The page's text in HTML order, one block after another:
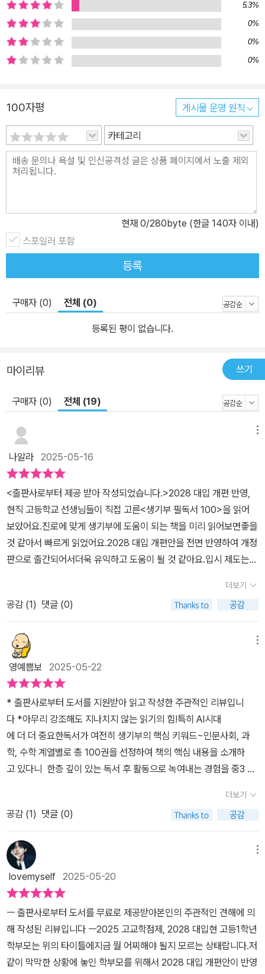
로 녹여내는 것이 공략 포인트라고 강조한다. 필독서 100권은 서울
대 필독서, 베스트셀러, 교과 교사들이 추천한 책, 교실에서 학생들이
많이 읽고 반응이 좋았던 책 중에서 엄선했다. 그리고 독서 후 창의성
과 역량을 보여줄 구체적인 후속 심화 활동을 책마다 일일이 제시했
지 선택조차 어려운 학생부터, 상당한 독서량을 갖추었으나 심화 독
후 활동으로 연결하는 아이디어를 고민하는 학생까지, 이 책에서 현
실적인 가이드라인을 찾을 수 있을 것이다. 확 바뀐 입시 제도, 독서가
생기부의 질을 좌우한다 새롭게 발표된 2028 대입 개편안에 따라,
대입의 핵심인 내신과 수능 모두 영향력이 줄어드는 방향으로 변화가
게 채워야 할까? 또한 공교육의 테두리 안에서 고교학점제의 취지를
살리기 위해 어떤 부분을 강화해야 할까? 그 해답은 바로 생기부에
까지 하게 된 지금, 생기부의 핵심인 ‘과세특’은 입시의 가장 중요한
업과 수행평가 등에서 관찰한 내용을 500자 분량으로 작성하는데,
그 기록이 3년간 완벽하게 쌓인다면 절대적인 양과 영향력을 발휘할
을까? 어떻게 하면 입학사정관에게 자신을 매력적으로 어필할 수 있
을까? 대학은 세특의 어느 부분에 주목하는가? 그것이 결국 ‘좋은 세
학교 현장에서 수많은 학생들을 성공적인 입시로 이끌었던 이 책의
매력적인 요소는 없다고 강조한다. 실제로 2020년의 공동연구에 따
르면, 입학사정관들은 세특 평가 시 지원자를 변별하는 가장 유용한
요소로 ‘수업 내용과 연계된 탐구 활동에 대한 기술’을 꼽았다. 다시
말해, 수업과 연계된 구체적인 탐구활동을 학생 스스로 탐색하고 실
천해나갈 때 입학사정관들이 가장 높게 평가한다는 이야기이다. 그렇
다면, 학생들은 본인의 관심과 흥미를 바탕으로 어떻게 질문을 구성
하고 탐구하는 과정을 보여줄 수 있을까? 이 책은 가장 효과적인 방
법과 자료가 바로 ‘독서’라고 말한다. 교과 과정에서 학습한 내용을 한
그 내용을 토대 삼아 발전하는 모습을 드러낼 수 있다면, 주도적인 학
습 능력과 진로에 관한 창의적인 노력을 모두 보여줄 수 있기 때문이
다. 어떤 학생이든 쉽게 접할 수 있으며, 다양한 활동과 연계가 가능한
독서. 이 책은 ‘독서를 통한 확장’으로 학생들이 저마다의 완벽한 생기
부 시나리오를 3년간 차곡차곡 쌓아나갈 수 있도록 컨설팅한다. 나만
의 이야기와 아이디어를 담아낼 100권의 필독서 이 책에 실린 인문
사회, 과학, 수학 과목별 100권의 필독서는 서울대 필독서, 시중 베스
트셀러, 교실에서 학생들이 많이 읽고 반응이 좋았던 책, 그리고 교과
교사들이 추천하는 책들을 토대로 엄선했다. 청소년 권장도서나 대입
필독서로 너무 많이 알려진 책들은 최대한 배제하는 대신 학생들에게
생각거리를 던지는 책, 창의성과 역량을 보여줄 심화활동과 연계가
용이한 책들을 신중히 선택했다. 무엇보다 학생들이 주어진 책을 단
00권의 필독서에 대해 핵심 내용과 메시지를 간략히 소개한 후에는,
이 책을 어떤 후속 활동으로 확장할 수 있을지 일일이 소개하며 세특
은 물론이고 자율활동, 동아리활동, 진로활동 등 다양한 활동에 활용
할 방법을 제시한다. 또한 교실 현장에서 실제로 이루어졌던 주제발
표 활동과 과제연구, 관련 학과 진로탐색 활동 등의 사례를 소개하여
가 때 인터넷 검색으로 짜깁기식 보고서를 작성하는 것에 그쳐서는
결코 좋은 평가로 이어질 수 없다. 현직 교사 저자들의 조언에 따라 학
생들은 자신의 역량과 관심사에 맞는 책을 선택하고, 책 안에서 영감
을 주는 한 부분을 끌어내어 나만의 이야기와 아이디어를 녹여내고,
5.3%
0%
0%
0%
100자평 게시물 운영 원칙
카테고리
현재 0/280byte (한글 140자 이내)
스포일러 포함
등록
구매자 (0) 전체 (0)
등록된 평이 없습니다.
마이리뷰 쓰기
구매자 (0) 전체 (19)
나알라 2025-05-16
<출판사로부터 제공 받아 작성되었습니다.>2028 대입 개편 반영,
현직 고등학교 선생님들이 직접 고른<생기부 필독서 100>을 읽어
보았어요.진로에 맞게 생기부에 도움이 되는 책을 미리 읽어보면좋을
것 같아서 빠르게 읽었어요.2028 대입 개편안을 전면 반영하여 개정
판으로 출간되어서더욱 유익하고 도움이 될 것 같아요.입시 제도는
게 채워야할지 막막해요.가장 효과적으로 학생의 역량과 노력을 드러
낼 수 있는방법이 바로 독서를 통한 확장이에요.<생기부 필독서 100
>은 독서를 통한 확장을 어떻게 하면 되는지알려주어서 생기부를 위
한 좋은 가이드가 되어 줍니다.생기부에서 독서 활동이 중요한 이유
는학업역량에서 독서를 통해 학생의 주도적인 학습 능력을보여줄 수
있으며 진로역량에서 독서를 통해 자신의 진로에관한 노력의 정도를
효과적으로 보여줄 수 있기 때문이에요.그래서 독서 활동을 어떻게
하느냐가 정말 중요해요.<생기부 필독서 100>은 인문사회, 과학, 수
학 계열별로 총 100권을선정하여 책의 핵심 내용을 소개하고 그 책
으로 후속 활동하는 방법과생기부 사례를 담은 책으로 대입 가이드의
베스트셀러라고 할 수 있어요.계열별로 나뉘어져 있어서 원하는 부분
을 빠르게 찾을 수 있어서 편해요.교과 수업에서 더 알고 싶은 내용이
있더라도어떤 책을 읽어야할 지 모를 경우가 있을 수 있는데<생기부
필독서 100>으로 빠르게 관련 도서를 찾고,가이드대로 활동을 해보
대쪽으로 대략적인 진로를 정한 상태예요.그래서 과학뿐 아니라 수학
계열도 열심히 독서를 하려고 해요.<생기부 필독서 100>을 살펴보
니 이미 읽은 책도 있어서아직 갈길이 멀긴 하지만 그래도 책 선정을
잘한 부분도 있다는생각에 살짝 안도감이 들었어요.이미 출간된 책도
어마어마하고 해마다 방대한 양이 출간되어서이 안에서 좋은 책을 고
르는 것이 참 어려워요.이러한 고민을 <생기부 필독서 100>으로 해
소할 수 있어서얼마나 다행인지 모르겠어요.현장의 베타랑 교사들이
대신 고민해주시고 선정해주셨으니까요.책 선정뿐 아니라 후속활동
더보기
공감 (1) 댓글 (0)
영예쁨보 2025-05-22
* 출판사로부터 도서를 지원받아 읽고 작성한 주관적인 리뷰입니
다 *아무리 강조해도 지나치지 않는 읽기의 힘!특히 AI시대
에 더 더 중요한독서가 여전히 생기부의 핵심 키워드~인문사회, 과
학, 수학 계열별로 총 100권을 선정하여 책의 핵심 내용을 소개하
고 있다니 한층 깊이 있는 독서 후 활동으로 녹여내는 경험을 중3 큰
고, 새로운 관점으로 세상을 더 넓고 깊게 바라볼 수 있도록 돕는 도구
중에 하나가 독서 아니겠습니까?센시오 생기부 필독서 100 도서는
중·고등학생을 위한 독서 안내서로, 학교 생활기록부에 기록될 수 있
는 필수 독서 목록 100권을 소개하며 각 책의 핵심 줄거리, 주제, 그
리고 읽어야 할 이유를 친절히 안내하고 있다오확 바뀐 입시제도
에 어디에 포커스를 맞춰야하는지 자세하게 알려줌과 동시에문학, 인
문, 사회, 과학 등 다양한 분야의 책을 아우르며 학생들이 깊이 있
는 사고력을 기를 수 있도록 구성!역시나 결과보단학생 자신의 관심
과 흥미를 바탕으로 스스로 질문과 답을 찾으려 애쓰는 과정에 주목
하는 것이 중요해보이더라구요이 책은 단순히 추천도서의 줄거리 요
약에 그치지 않고, 각 도서가 학생의 인성과 진로, 가치관 형성에 어
더보기
공감 (1) 댓글 (0)
lovemyself 2025-05-20
ㅡ 출판사로부터 도서를 무료로 제공받아본인의 주관적인 견해에 의
해 작성된 리뷰입니다 ㅡ2025 고교학점제, 2028 대입현 고등1학년
학부모는 위의 타이틀에지금 뭘 어찌해야 될지 모르는 상태랍니다.저
같이 막막한 상황에 놓인 학부모를 위해서 2028 대입 개편안이 반영